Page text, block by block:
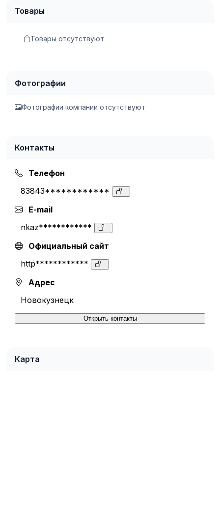
Товары
Товары отсутствуют
Фотографии
Фотографии компании отсутствуют
Контакты
Телефон
83843************
E-mail
nkaz************
Официальный сайт
http************
Адрес
Новокузнецк
Открыть контакты
Карта